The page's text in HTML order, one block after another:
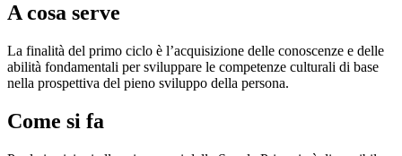
A cosa serve
La finalità del primo ciclo è l’acquisizione delle conoscenze e delle
abilità fondamentali per sviluppare le competenze culturali di base
nella prospettiva del pieno sviluppo della persona.
Come si fa